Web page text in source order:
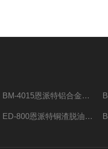
BM-4015恩派特铝合金屑压饼机 脱油效果好
ED-800恩派特铜渣脱油机废铜屑铝屑甩油机